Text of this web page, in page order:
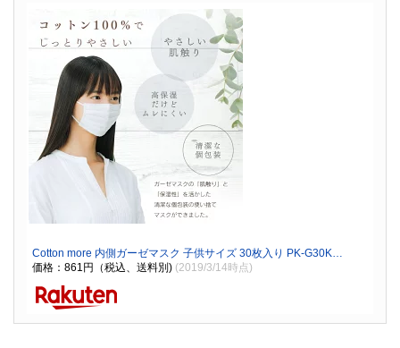
Cotton more 内側ガーゼマスク 子供サイズ 30枚入り PK-G30K…
価格：861円（税込、送料別) (2019/3/14時点)